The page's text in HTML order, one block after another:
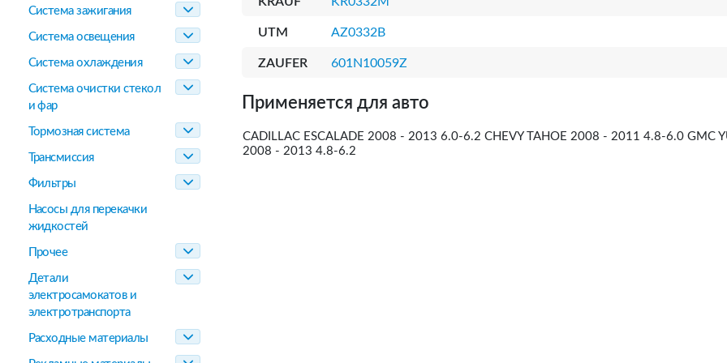
Система зажигания
Система освещения
Система охлаждения
Система очистки стекол
и фар
Тормозная система
Трансмиссия
Фильтры
Насосы для перекачки
жидкостей
Прочее
Детали
электросамокатов и
электротранспорта
Расходные материалы
UTM AZ0332B
ZAUFER 601N10059Z
Применяется для авто
CADILLAC ESCALADE 2008 - 2013 6.0-6.2 CHEVY TAHOE 2008 - 2011 4.8-6.0 GMC
2008 - 2013 4.8-6.2